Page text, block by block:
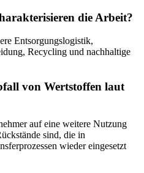
die Arbeit?
Entsorgungslogistik,
Recycling und nachhaltige
von Wertstoffen laut
auf eine weitere Nutzung
sind, die in
wieder eingesetzt